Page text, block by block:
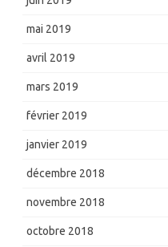
mai 2019
avril 2019
mars 2019
février 2019
janvier 2019
décembre 2018
novembre 2018
octobre 2018